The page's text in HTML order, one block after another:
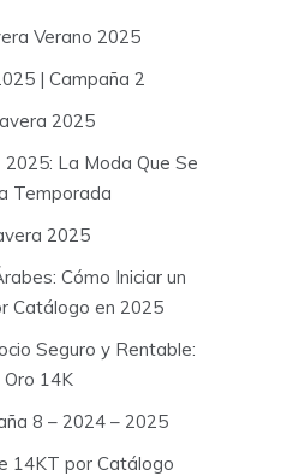
Verano 2025
| Campaña 2
2025
La Moda Que Se
Temporada
2025
Cómo Iniciar un
Catálogo en 2025
Seguro y Rentable:
Oro 14K
8 – 2024 – 2025
14KT por Catálogo